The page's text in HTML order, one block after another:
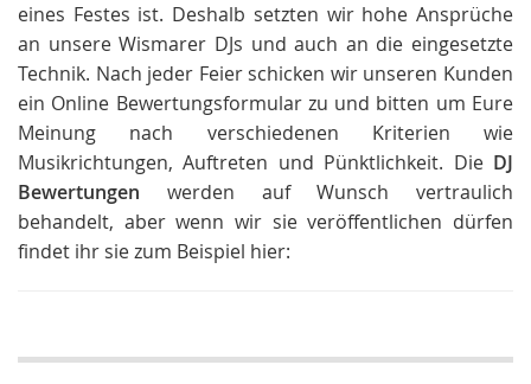
eines Festes ist. Deshalb setzten wir hohe Ansprüche
an unsere Wismarer DJs und auch an die eingesetzte
Technik. Nach jeder Feier schicken wir unseren Kunden
ein Online Bewertungsformular zu und bitten um Eure
Meinung nach verschiedenen Kriterien wie
Musikrichtungen, Auftreten und Pünktlichkeit. Die DJ
Bewertungen werden auf Wunsch vertraulich
behandelt, aber wenn wir sie veröffentlichen dürfen
findet ihr sie zum Beispiel hier: